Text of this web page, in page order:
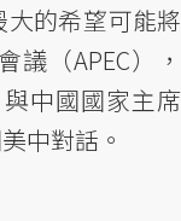
的希望可能將
（APEC），
中國國家主席
中對話。